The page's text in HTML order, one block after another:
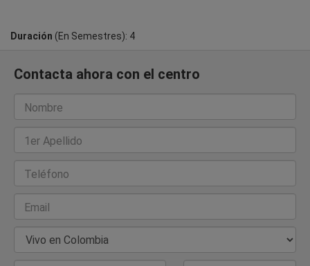
Duración (En Semestres): 4
Contacta ahora con el centro
Nombre
1er Apellido
Teléfono
Email
País de Residencia